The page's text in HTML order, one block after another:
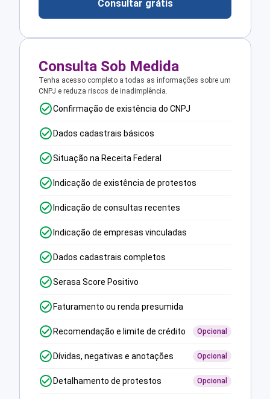
Consultar grátis
Consulta Sob Medida
Tenha acesso completo a todas as informações sobre um
CNPJ e reduza riscos de inadimplência.
Confirmação de existência do CNPJ
Dados cadastrais básicos
Situação na Receita Federal
Indicação de existência de protestos
Indicação de consultas recentes
Indicação de empresas vinculadas
Dados cadastrais completos
Serasa Score Positivo
Faturamento ou renda presumida
Recomendação e limite de crédito Opcional
Dívidas, negativas e anotações Opcional
Detalhamento de protestos Opcional